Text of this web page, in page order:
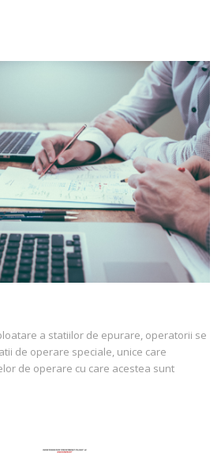
a statiilor de epurare, operatorii se
de operare speciale, unice care
de operare cu care acestea sunt